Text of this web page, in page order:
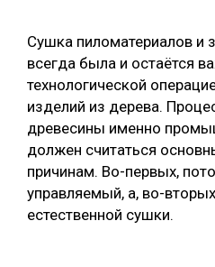
МЕБЕЛЬНОЕ ПРОИЗВОДСТВО
Сушка пиломатериалов и
всегда была и остаётся
технологической
изделий из дерева.
древесины именно
должен считаться
причинам. Во-первых,
управляемый, а, во-
естественной сушки.